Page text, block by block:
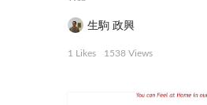
生駒 政興
1 Likes 1538 Views